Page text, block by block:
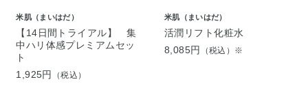
米肌（まいはだ）
【14日間トライアル】 集
中ハリ体感プレミアムセッ
ト
1,925円
（税込）
米肌（まいはだ）
活潤リフト化粧水
8,085円
（税込）※